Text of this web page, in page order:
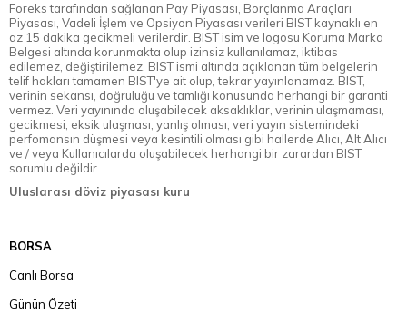
Foreks tarafından sağlanan Pay Piyasası, Borçlanma Araçları
Piyasası, Vadeli İşlem ve Opsiyon Piyasası verileri BIST kaynaklı en
az 15 dakika gecikmeli verilerdir. BIST isim ve logosu Koruma Marka
Belgesi altında korunmakta olup izinsiz kullanılamaz, iktibas
edilemez, değiştirilemez. BIST ismi altında açıklanan tüm belgelerin
telif hakları tamamen BIST'ye ait olup, tekrar yayınlanamaz. BIST,
verinin sekansı, doğruluğu ve tamlığı konusunda herhangi bir garanti
vermez. Veri yayınında oluşabilecek aksaklıklar, verinin ulaşmaması,
gecikmesi, eksik ulaşması, yanlış olması, veri yayın sistemindeki
perfomansın düşmesi veya kesintili olması gibi hallerde Alıcı, Alt Alıcı
ve / veya Kullanıcılarda oluşabilecek herhangi bir zarardan BIST
sorumlu değildir.
Uluslarası döviz piyasası kuru
BORSA
Canlı Borsa
Günün Özeti